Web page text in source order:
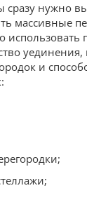
сразу нужно
массивные
уединения,
и